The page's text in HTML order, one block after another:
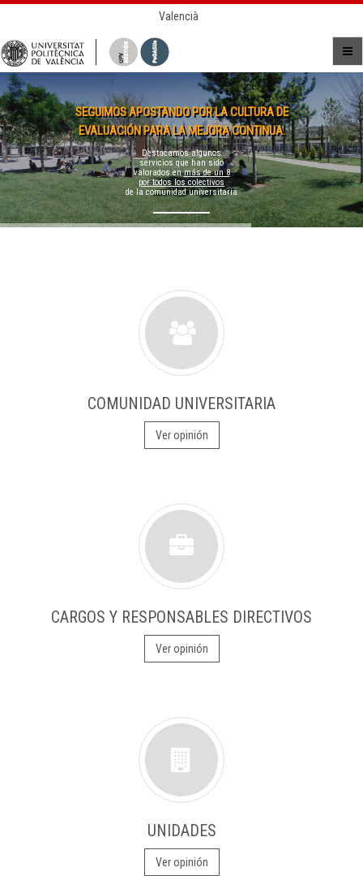
Valencià
SEGUIMOS APOSTANDO POR LA CULTURA DE
EVALUACIÓN PARA LA MEJORA CONTINUA.
Destacamos algunos
servicios que han sido
valorados enmás de un 8
por todos los colectivos
de la comunidad universitaria
COMUNIDAD UNIVERSITARIA
Ver opinión
CARGOS Y RESPONSABLES DIRECTIVOS
Ver opinión
UNIDADES
Ver opinión